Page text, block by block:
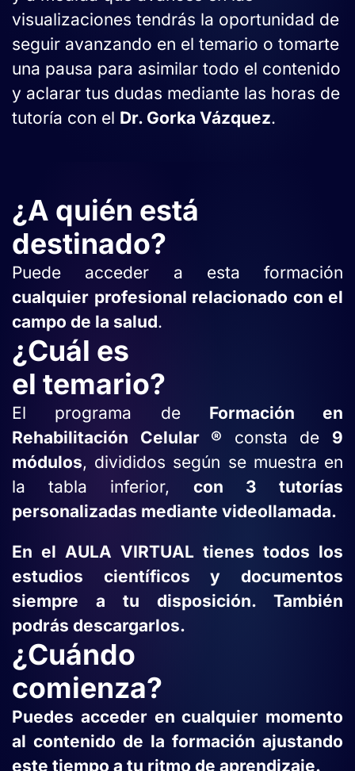
visualizaciones tendrás la oportunidad de
seguir avanzando en el temario o tomarte
una pausa para asimilar todo el contenido
y aclarar tus dudas mediante las horas de
tutoría con el Dr. Gorka Vázquez.
¿A quién está
destinado?
Puede acceder a esta formación
cualquier profesional relacionado con el
campo de la salud.
¿Cuál es
el temario?
El programa de Formación en
Rehabilitación Celular ® consta de 9
módulos, divididos según se muestra en
la tabla inferior, con 3 tutorías
personalizadas mediante videollamada.
En el AULA VIRTUAL tienes todos los
estudios científicos y documentos
siempre a tu disposición. También
podrás descargarlos.
¿Cuándo
comienza?
Puedes acceder en cualquier momento
al contenido de la formación ajustando
este tiempo a tu ritmo de aprendizaje.